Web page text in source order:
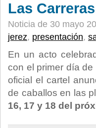
Las
Noticia de 30 mayo
jerez, presentación,
En un acto
con el primer día
oficial el cartel
de caballos en las
16, 17 y 18 del